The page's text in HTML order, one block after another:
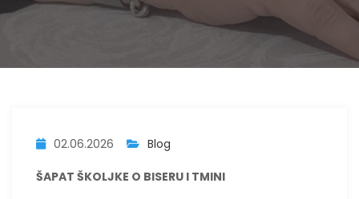
02.06.2026 Blog
ŠAPAT ŠKOLJKE O BISERU I TMINI